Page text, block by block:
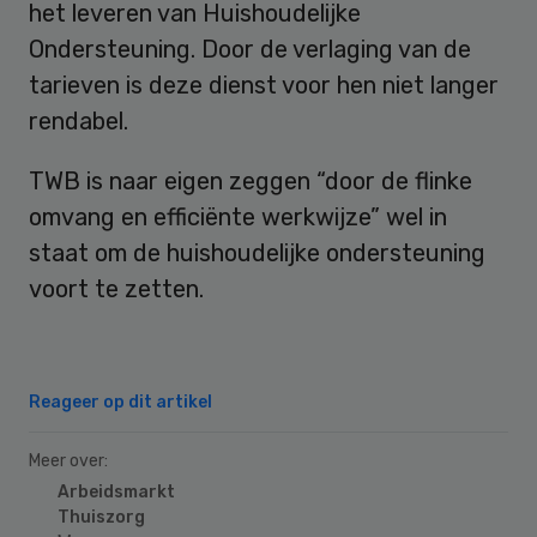
het leveren van Huishoudelijke
Ondersteuning. Door de verlaging van de
tarieven is deze dienst voor hen niet langer
rendabel.
TWB is naar eigen zeggen “door de flinke
omvang en efficiënte werkwijze” wel in
staat om de huishoudelijke ondersteuning
voort te zetten.
Reageer op dit artikel
Meer over:
Arbeidsmarkt
Thuiszorg